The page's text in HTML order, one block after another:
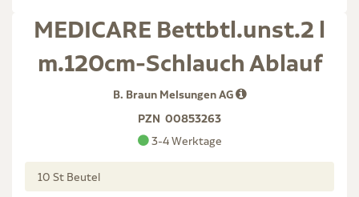
MEDICARE Bettbtl.unst.2 l
m.120cm-Schlauch Ablauf
B. Braun Melsungen AG
PZN 00853263
3-4 Werktage
10 St Beutel